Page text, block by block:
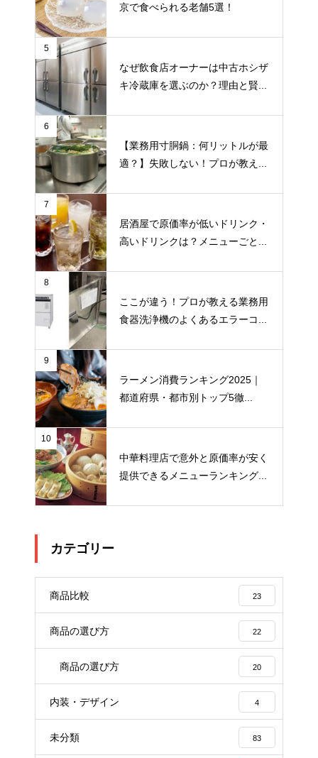
京で食べられる老舗5選！
5
なぜ飲食店オーナーは中古ホシザ
キ冷蔵庫を選ぶのか？理由と賢...
6
【業務用寸胴鍋：何リットルが最
適？】失敗しない！プロが教え...
7
居酒屋で原価率が低いドリンク・
高いドリンクは？メニューごと...
8
ここが違う！プロが教える業務用
食器洗浄機のよくあるエラーコ...
9
ラーメン消費ランキング2025｜
都道府県・都市別トップ5徹...
10
中華料理店で意外と原価率が安く
提供できるメニューランキング...
カテゴリー
商品比較 23
商品の選び方 22
商品の選び方 20
内装・デザイン 4
未分類 83